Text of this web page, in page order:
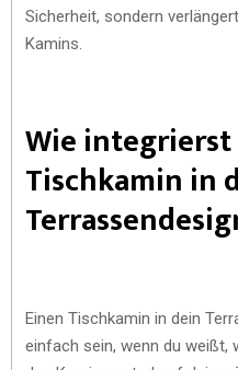
Sicherheit, sondern
Kamins.
Wie
Tischkamin in
Einen Tischkamin in dein
einfach sein, wenn du weißt,